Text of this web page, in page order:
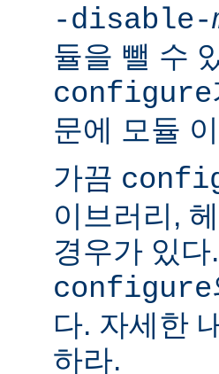
-disable-
듈을 뺄 수
configure
문에 모듈
가끔
이브러리,
경우가 있
configure
다. 자세한
하라.